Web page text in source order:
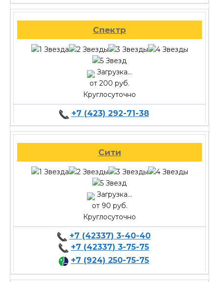
Спектр
Загрузка...
от 200 руб.
Круглосуточно
+7 (423) 292-71-38
Сити
Загрузка...
от 90 руб.
Круглосуточно
+7 (42337) 3-40-40
+7 (42337) 3-75-75
+7 (924) 250-75-75